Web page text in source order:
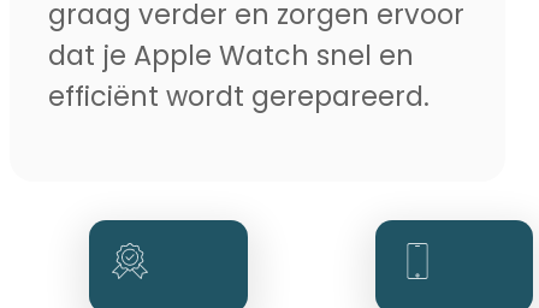
graag verder en zorgen ervoor
dat je Apple Watch snel en
efficiënt wordt gerepareerd.